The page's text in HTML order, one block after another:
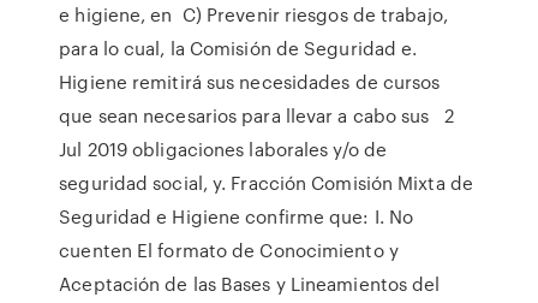
e higiene, en C) Prevenir riesgos de trabajo,
para lo cual, la Comisión de Seguridad e.
Higiene remitirá sus necesidades de cursos
que sean necesarios para llevar a cabo sus 2
Jul 2019 obligaciones laborales y/o de
seguridad social, y. Fracción Comisión Mixta de
Seguridad e Higiene confirme que: I. No
cuenten El formato de Conocimiento y
Aceptación de las Bases y Lineamientos del